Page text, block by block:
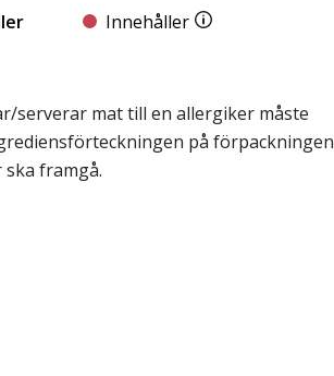
Innehåller
serverar mat till en allergiker måste
på förpackningen
framgå.